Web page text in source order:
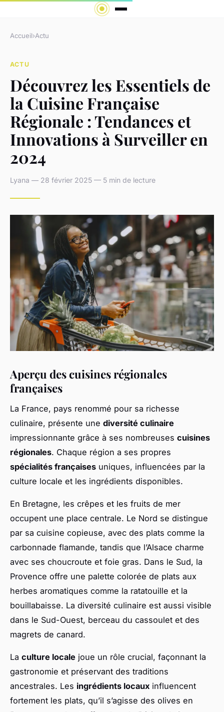
Accueil›Actu
ACTU
Découvrez les Essentiels de
la Cuisine Française
Régionale : Tendances et
Innovations à Surveiller en
2024
Lyana — 28 février 2025 — 5 min de lecture
Aperçu des cuisines régionales
françaises
La France, pays renommé pour sa richesse
culinaire, présente une diversité culinaire
impressionnante grâce à ses nombreuses cuisines
régionales. Chaque région a ses propres
spécialités françaises uniques, influencées par la
culture locale et les ingrédients disponibles.
En Bretagne, les crêpes et les fruits de mer
occupent une place centrale. Le Nord se distingue
par sa cuisine copieuse, avec des plats comme la
carbonnade flamande, tandis que l’Alsace charme
avec ses choucroute et foie gras. Dans le Sud, la
Provence offre une palette colorée de plats aux
herbes aromatiques comme la ratatouille et la
bouillabaisse. La diversité culinaire est aussi visible
dans le Sud-Ouest, berceau du cassoulet et des
magrets de canard.
La culture locale joue un rôle crucial, façonnant la
gastronomie et préservant des traditions
ancestrales. Les ingrédients locaux influencent
fortement les plats, qu’il s’agisse des olives en